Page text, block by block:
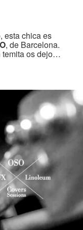
esta chica es
, de Barcelona.
temita os dejo…